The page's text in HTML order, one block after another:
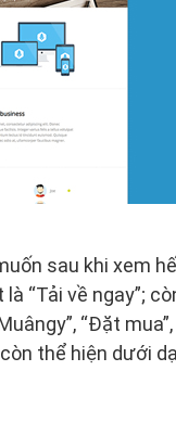
sau khi xem
“Tải về ngay”;
“Đặt mua”,
thể hiện dưới